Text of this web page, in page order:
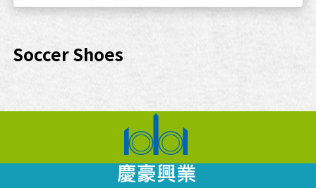
Soccer Shoes